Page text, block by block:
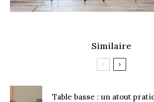
Similaire
Table basse : un atout